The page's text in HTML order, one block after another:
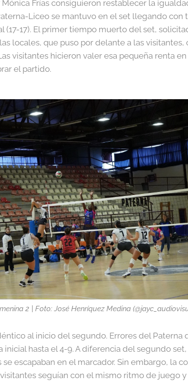
Frías consiguieron restablecer la
Liceo se mantuvo en el set llegando
17). El primer tiempo muerto del set,
locales, que puso por delante a las visitantes,
visitantes hicieron valer esa pequeña renta
el partido.
2 | Foto: José Henríquez Medina
al inicio del segundo. Errores del Paterna
hasta el 4-9. A diferencia del segundo
escapaban en el marcador. Sin embargo, la
seguían con el mismo ritmo de juego